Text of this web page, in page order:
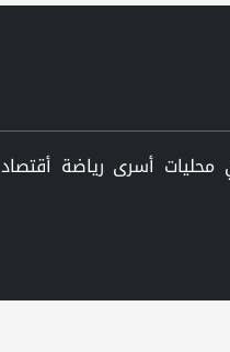
محليات أسرى رياضة أقتصاد